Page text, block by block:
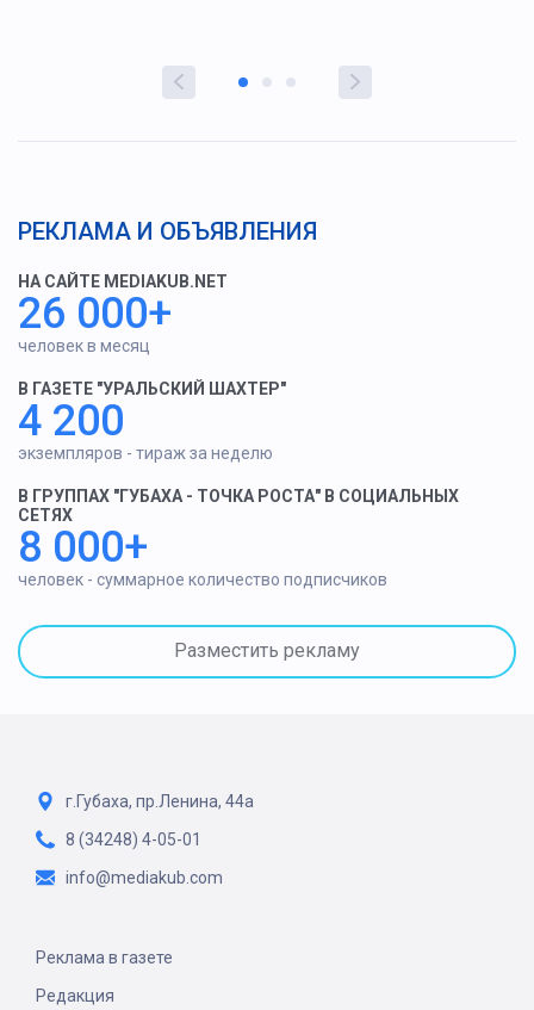
РЕКЛАМА И ОБЪЯВЛЕНИЯ
НА САЙТЕ MEDIAKUB.NET
26 000+
человек в месяц
В ГАЗЕТЕ "УРАЛЬСКИЙ ШАХТЕР"
4 200
экземпляров - тираж за неделю
В ГРУППАХ "ГУБАХА - ТОЧКА РОСТА" В СОЦИАЛЬНЫХ
СЕТЯХ
8 000+
человек - суммарное количество подписчиков
Разместить рекламу
г.Губаха, пр.Ленина, 44а
8 (34248) 4-05-01
info@mediakub.com
Реклама в газете
Редакция